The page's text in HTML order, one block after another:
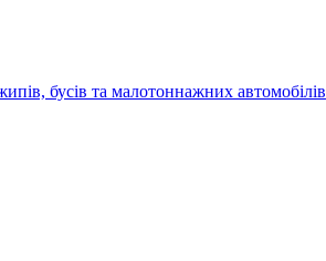
бусів та малотоннажних автомобілів